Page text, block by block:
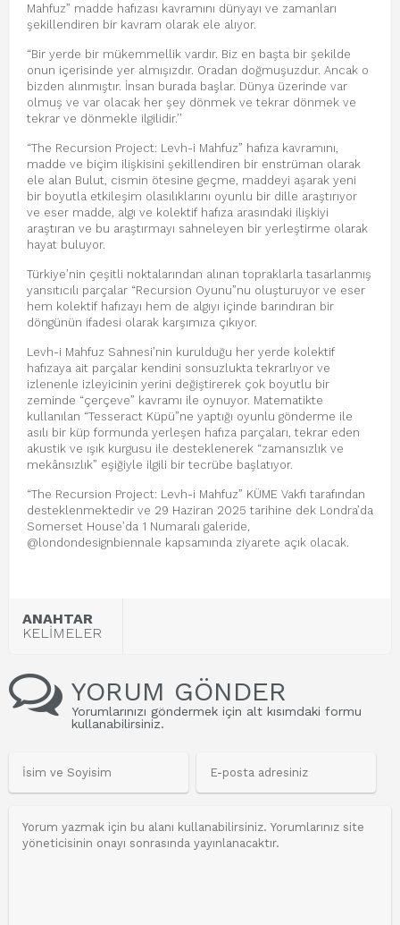
Mahfuz” madde hafızası kavramını dünyayı ve zamanları
şekillendiren bir kavram olarak ele alıyor.
“Bir yerde bir mükemmellik vardır. Biz en başta bir şekilde
onun içerisinde yer almışızdır. Oradan doğmuşuzdur. Ancak o
bizden alınmıştır. İnsan burada başlar. Dünya üzerinde var
olmuş ve var olacak her şey dönmek ve tekrar dönmek ve
tekrar ve dönmekle ilgilidir.’’
“The Recursion Project: Levh-i Mahfuz” hafıza kavramını,
madde ve biçim ilişkisini şekillendiren bir enstrüman olarak
ele alan Bulut, cismin ötesine geçme, maddeyi aşarak yeni
bir boyutla etkileşim olasılıklarını oyunlu bir dille araştırıyor
ve eser madde, algı ve kolektif hafıza arasındaki ilişkiyi
araştıran ve bu araştırmayı sahneleyen bir yerleştirme olarak
hayat buluyor.
Türkiye’nin çeşitli noktalarından alınan topraklarla tasarlanmış
yansıtıcılı parçalar “Recursion Oyunu”nu oluşturuyor ve eser
hem kolektif hafızayı hem de algıyı içinde barındıran bir
döngünün ifadesi olarak karşımıza çıkıyor.
Levh-i Mahfuz Sahnesi’nin kurulduğu her yerde kolektif
hafızaya ait parçalar kendini sonsuzlukta tekrarlıyor ve
izlenenle izleyicinin yerini değiştirerek çok boyutlu bir
zeminde “çerçeve” kavramı ile oynuyor. Matematikte
kullanılan “Tesseract Küpü”ne yaptığı oyunlu gönderme ile
asılı bir küp formunda yerleşen hafıza parçaları, tekrar eden
akustik ve ışık kurgusu ile desteklenerek “zamansızlık ve
mekânsızlık” eşiğiyle ilgili bir tecrübe başlatıyor.
“The Recursion Project: Levh-i Mahfuz” KÜME Vakfı tarafından
desteklenmektedir ve 29 Haziran 2025 tarihine dek Londra’da
Somerset House’da 1 Numaralı galeride,
@londondesignbiennale kapsamında ziyarete açık olacak.
ANAHTAR
KELİMELER
YORUM GÖNDER
Yorumlarınızı göndermek için alt kısımdaki formu
kullanabilirsiniz.